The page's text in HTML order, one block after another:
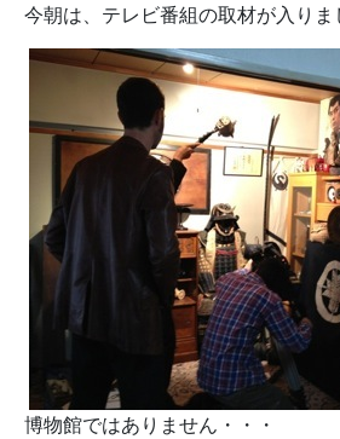
今朝は、テレビ番組の取材が入りま
博物館ではありません・・・